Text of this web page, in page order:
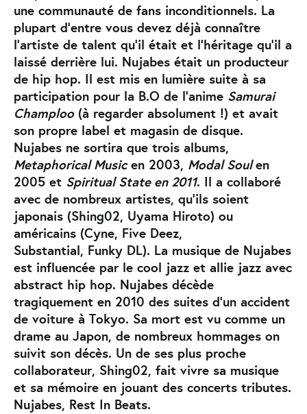
une communauté de fans inconditionnels. La
plupart d’entre vous devez déjà connaître
l’artiste de talent qu’il était et l’héritage qu’il a
laissé derrière lui. Nujabes était un producteur
de hip hop. Il est mis en lumière suite à sa
participation pour la B.O de l’anime Samurai
Champloo(à regarder absolument !) et avait
son propre label et magasin de disque.
Nujabes ne sortira que trois albums,
Metaphorical Musicen 2003, Modal Soulen
2005 et Spiritual State en 2011. Il a collaboré
avec de nombreux artistes, qu’ils soient
japonais (Shing02, Uyama Hiroto) ou
américains (Cyne, Five Deez,
Substantial, Funky DL). La musique de Nujabes
est influencée par le cool jazz et allie jazz avec
abstract hip hop. Nujabes décède
tragiquement en 2010 des suites d’un accident
de voiture à Tokyo. Sa mort est vu comme un
drame au Japon, de nombreux hommages on
suivit son décès. Un de ses plus proche
collaborateur, Shing02, fait vivre sa musique
et sa mémoire en jouant des concerts tributes.
Nujabes, Rest In Beats.